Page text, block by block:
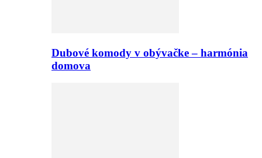
Dubové komody v obývačke – harmónia
domova